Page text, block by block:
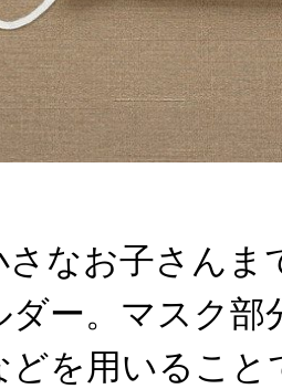
さなお子さんま
ダー。マスク部
どを用いること